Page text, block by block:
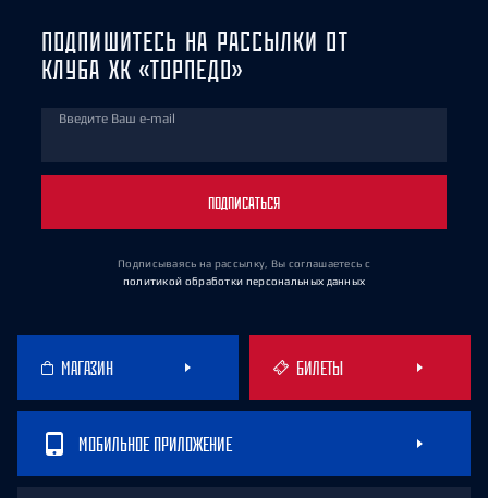
ПОДПИШИТЕСЬ НА РАССЫЛКИ ОТ
КЛУБА ХК «ТОРПЕДО»
Введите Ваш e-mail
ПОДПИСАТЬСЯ
Подписываясь на рассылку, Вы соглашаетесь с
политикой обработки персональных данных
МАГАЗИН БИЛЕТЫ
МОБИЛЬНОЕ ПРИЛОЖЕНИЕ